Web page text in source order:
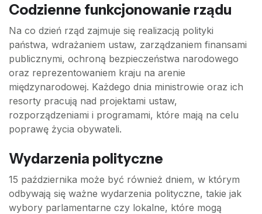
Codzienne funkcjonowanie rządu
Na co dzień rząd zajmuje się realizacją polityki
państwa, wdrażaniem ustaw, zarządzaniem finansami
publicznymi, ochroną bezpieczeństwa narodowego
oraz reprezentowaniem kraju na arenie
międzynarodowej. Każdego dnia ministrowie oraz ich
resorty pracują nad projektami ustaw,
rozporządzeniami i programami, które mają na celu
poprawę życia obywateli.
Wydarzenia polityczne
15 października może być również dniem, w którym
odbywają się ważne wydarzenia polityczne, takie jak
wybory parlamentarne czy lokalne, które mogą